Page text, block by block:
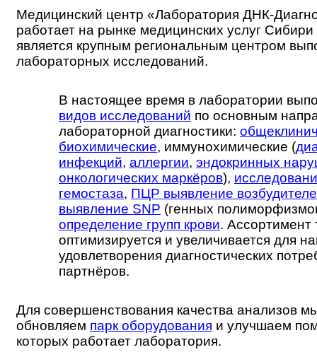
Медицинский центр «Лаборатория ДНК-
работает на рынке медицинских услуг
является крупным региональным центром
лабораторных исследований.
В настоящее время в лаборатории
видов исследований по основным
лабораторной диагностики:
биохимические, иммунохимические (
инфекций, аллергии, эндокринных
онкологических маркёров),
гемостаза, ПЦР выявление
выявление SNP (генных
определение групп крови. Ассортимент
оптимизируется и увеличивается для
удовлетворения диагностических
партнёров.
Для совершенствования качества анализов
обновляем парк оборудования и улучшаем
которых работает лаборатория.